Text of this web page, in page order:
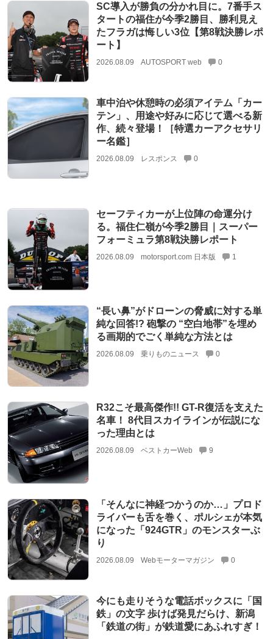
SC導入が勝負の分かれ目に。7番手ス
タートの福住が今季2勝目、勝利見え
たフラガは悔しい3位【第8戦決勝レポ
ート】
2026.08.09 AUTOSPORT web 0
車中泊や休憩時の必須アイテム「カー
テン」、用途や好みに応じて選べる新
作、続々登場！［特選カーアクセサリ
ー名鑑］
2026.08.09 レスポンス 0
セーフティカーが上位陣の命運分け
る。福住仁嶺が今季2勝目｜スーパー
フォーミュラ第8戦決勝レポート
2026.08.09 motorsport.com 日本版 1
“長い鼻”がドローンの脅威に対する単
純な回答!? 砲撃の “空白地帯”を埋め
る画期的でごく単純な方法とは
2026.08.09 乗りものニュース 0
R32こそ最高傑作!! GT-R復活を支えた
名車！ 8代目スカイラインが伝説にな
った理由とは
2026.08.09 ベストカーWeb 9
「そんなに神経つかうのか…」プロド
ライバーも舌を巻く、ポルシェが本気
になった「924GTR」のモンスターぶ
り
2026.08.09 Webモーターマガジン 0
今にも走りそうな電話ボックスに「国
鉄」の文字 歩けば発見だらけ、新潟
「鉄道の街」が鉄道愛にあふれすぎ！